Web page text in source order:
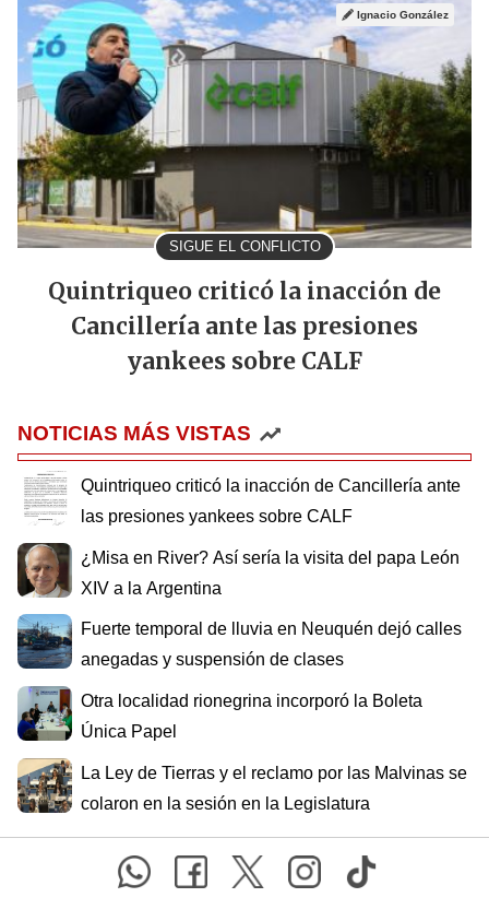
SIGUE EL CONFLICTO
Ignacio González
Quintriqueo criticó la inacción de
Cancillería ante las presiones
yankees sobre CALF
NOTICIAS MÁS VISTAS
Quintriqueo criticó la inacción de Cancillería ante
las presiones yankees sobre CALF
¿Misa en River? Así sería la visita del papa León
XIV a la Argentina
Fuerte temporal de lluvia en Neuquén dejó calles
anegadas y suspensión de clases
Otra localidad rionegrina incorporó la Boleta
Única Papel
La Ley de Tierras y el reclamo por las Malvinas se
colaron en la sesión en la Legislatura